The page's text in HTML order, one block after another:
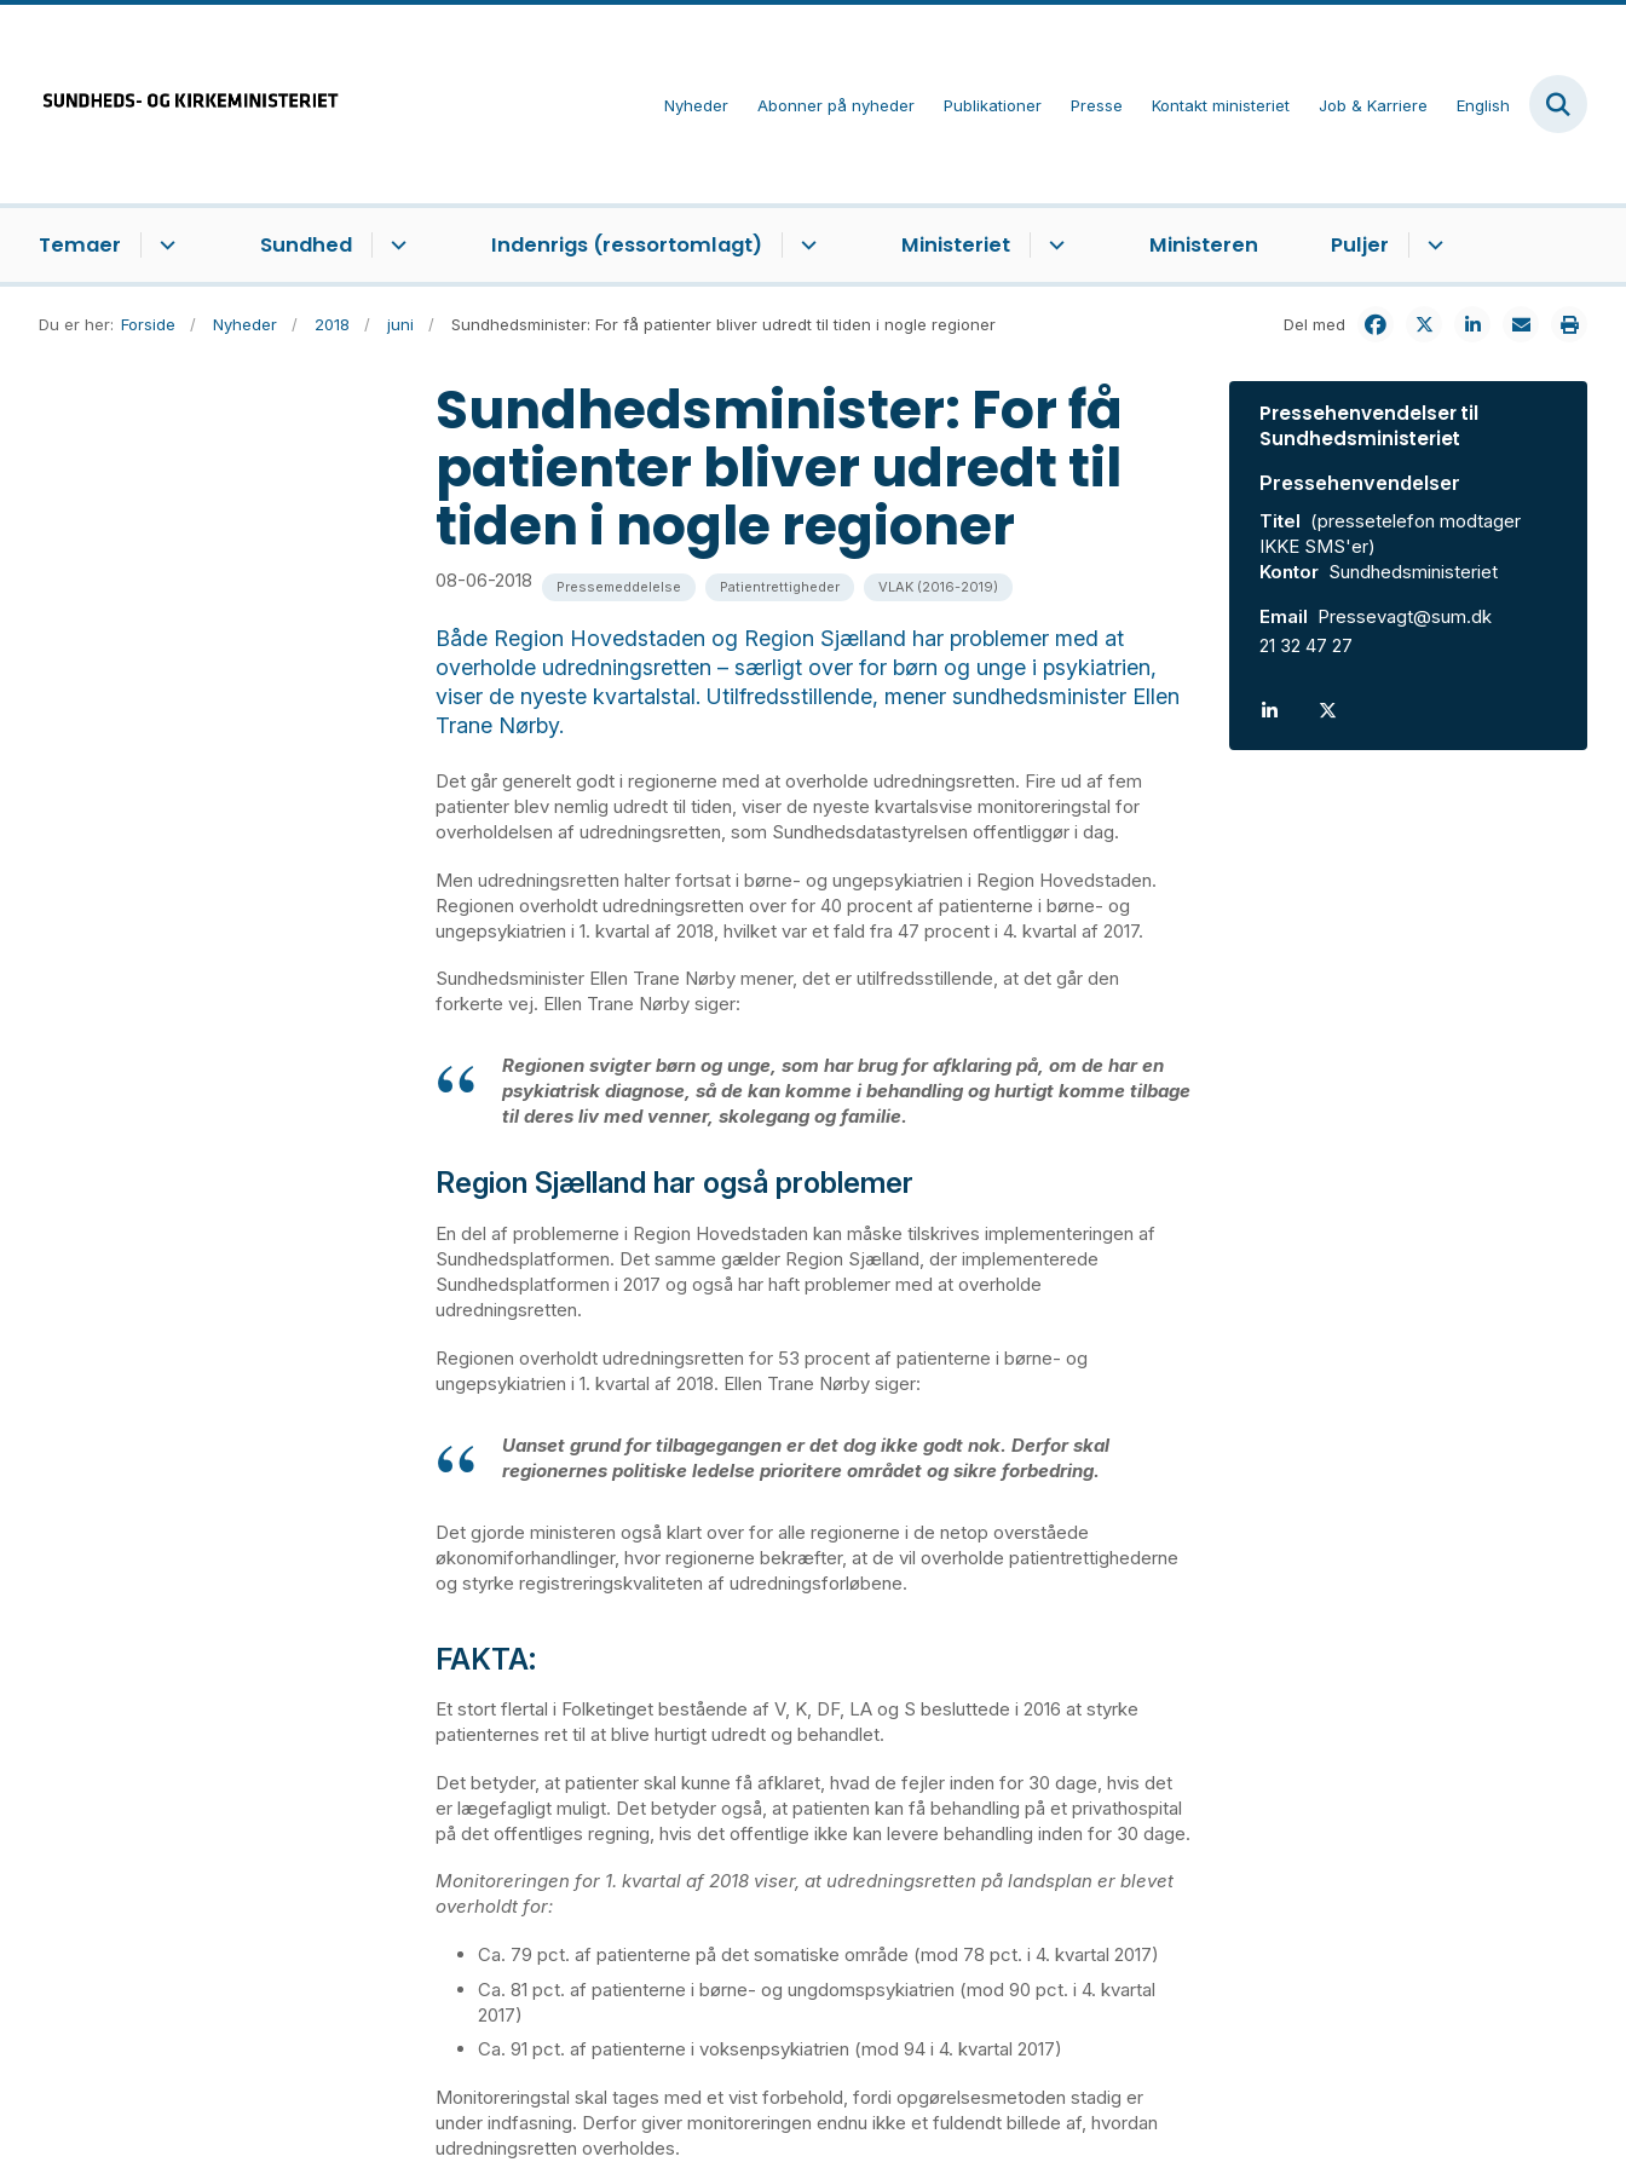
Nyheder Abonner på nyheder Publikationer Presse Kontakt ministeriet Job & Karriere English
Temaer Sundhed Indenrigs (ressortomlagt) Ministeriet Ministeren Puljer
Du er her: Forside Nyheder 2018 juni Sundhedsminister: For få patienter bliver udredt til tiden i nogle regioner Del med
Sundhedsminister: For få
patienter bliver udredt til
tiden i nogle regioner
08-06-2018 Pressemeddelelse Patientrettigheder VLAK (2016-2019)
Både Region Hovedstaden og Region Sjælland har problemer med at
overholde udredningsretten – særligt over for børn og unge i psykiatrien,
viser de nyeste kvartalstal. Utilfredsstillende, mener sundhedsminister Ellen
Trane Nørby.
Det går generelt godt i regionerne med at overholde udredningsretten. Fire ud af fem
patienter blev nemlig udredt til tiden, viser de nyeste kvartalsvise monitoreringstal for
overholdelsen af udredningsretten, som Sundhedsdatastyrelsen offentliggør i dag.
Men udredningsretten halter fortsat i børne- og ungepsykiatrien i Region Hovedstaden.
Regionen overholdt udredningsretten over for 40 procent af patienterne i børne- og
ungepsykiatrien i 1. kvartal af 2018, hvilket var et fald fra 47 procent i 4. kvartal af 2017.
Sundhedsminister Ellen Trane Nørby mener, det er utilfredsstillende, at det går den
forkerte vej. Ellen Trane Nørby siger:
Regionen svigter børn og unge, som har brug for afklaring på, om de har en
psykiatrisk diagnose, så de kan komme i behandling og hurtigt komme tilbage
til deres liv med venner, skolegang og familie.
Region Sjælland har også problemer
En del af problemerne i Region Hovedstaden kan måske tilskrives implementeringen af
Sundhedsplatformen. Det samme gælder Region Sjælland, der implementerede
Sundhedsplatformen i 2017 og også har haft problemer med at overholde
udredningsretten.
Regionen overholdt udredningsretten for 53 procent af patienterne i børne- og
ungepsykiatrien i 1. kvartal af 2018. Ellen Trane Nørby siger:
Uanset grund for tilbagegangen er det dog ikke godt nok. Derfor skal
regionernes politiske ledelse prioritere området og sikre forbedring.
Det gjorde ministeren også klart over for alle regionerne i de netop overståede
økonomiforhandlinger, hvor regionerne bekræfter, at de vil overholde patientrettighederne
og styrke registreringskvaliteten af udredningsforløbene.
FAKTA:
Et stort flertal i Folketinget bestående af V, K, DF, LA og S besluttede i 2016 at styrke
patienternes ret til at blive hurtigt udredt og behandlet.
Det betyder, at patienter skal kunne få afklaret, hvad de fejler inden for 30 dage, hvis det
er lægefagligt muligt. Det betyder også, at patienten kan få behandling på et privathospital
på det offentliges regning, hvis det offentlige ikke kan levere behandling inden for 30 dage.
Monitoreringen for 1. kvartal af 2018 viser, at udredningsretten på landsplan er blevet
overholdt for:
Ca. 79 pct. af patienterne på det somatiske område (mod 78 pct. i 4. kvartal 2017)
Ca. 81 pct. af patienterne i børne- og ungdomspsykiatrien (mod 90 pct. i 4. kvartal
2017)
Ca. 91 pct. af patienterne i voksenpsykiatrien (mod 94 i 4. kvartal 2017)
Monitoreringstal skal tages med et vist forbehold, fordi opgørelsesmetoden stadig er
under indfasning. Derfor giver monitoreringen endnu ikke et fuldendt billede af, hvordan
udredningsretten overholdes.
Pressehenvendelser til
Sundhedsministeriet
Pressehenvendelser
Titel (pressetelefon modtager
IKKE SMS'er)
Kontor Sundhedsministeriet
Email Pressevagt@sum.dk
21 32 47 27